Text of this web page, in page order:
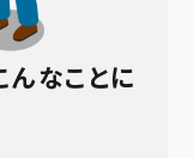
んなことに